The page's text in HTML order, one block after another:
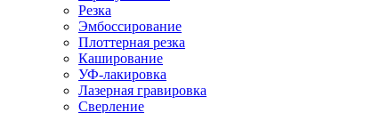
Резка
Эмбоссирование
Плоттерная резка
Каширование
УФ-лакировка
Лазерная гравировка
Сверление